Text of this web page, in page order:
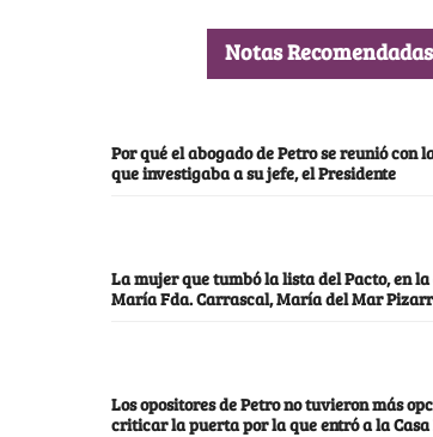
Notas Recomendadas
Por qué el abogado de Petro se reunió con
que investigaba a su jefe, el Presidente
La mujer que tumbó la lista del Pacto, en
María Fda. Carrascal, María del Mar
Los opositores de Petro no tuvieron más
criticar la puerta por la que entró a la